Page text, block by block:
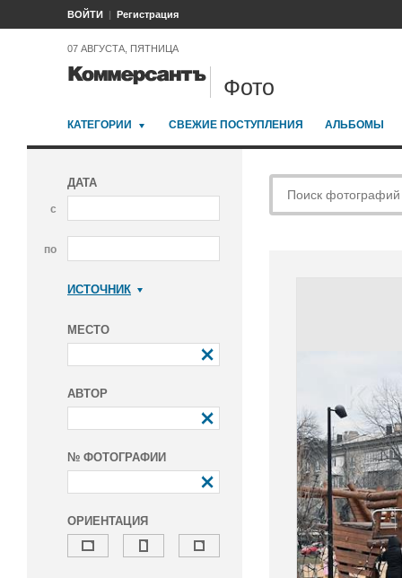
ВОЙТИ Регистрация
07 АВГУСТА, ПЯТНИЦА
Фото
КАТЕГОРИИ СВЕЖИЕ ПОСТУПЛЕНИЯ АЛЬБОМЫ
ДАТА
с
по
ИСТОЧНИК
МЕСТО
АВТОР
№ ФОТОГРАФИИ
ОРИЕНТАЦИЯ